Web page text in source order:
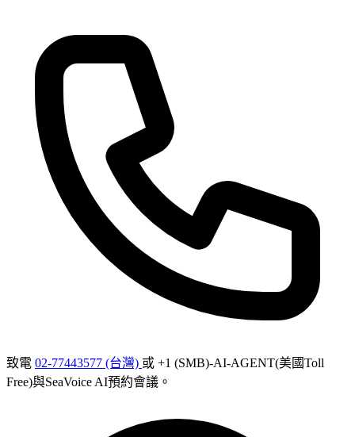
致電 02-77443577 (台灣) 或 +1 (SMB)-AI-AGENT(美國Toll
Free)與SeaVoice AI預約會議。